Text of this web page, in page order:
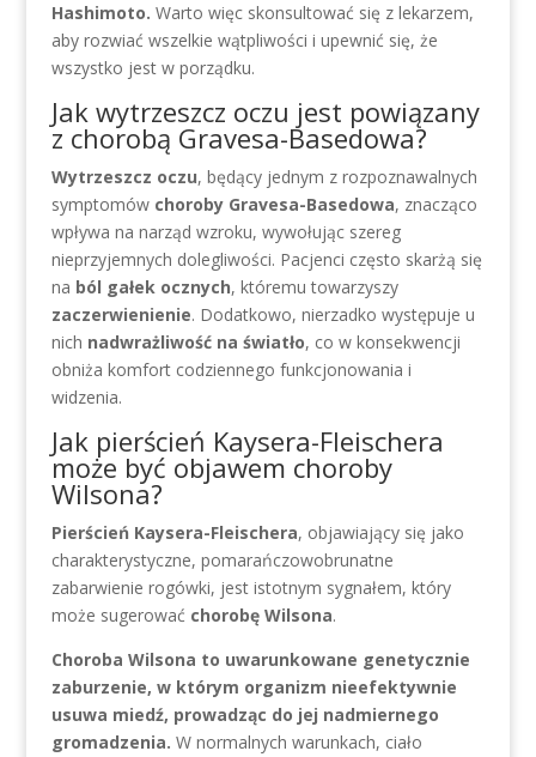
Hashimoto. Warto więc skonsultować się z lekarzem,
aby rozwiać wszelkie wątpliwości i upewnić się, że
wszystko jest w porządku.
Jak wytrzeszcz oczu jest powiązany
z chorobą Gravesa-Basedowa?
Wytrzeszcz oczu, będący jednym z rozpoznawalnych
symptomów choroby Gravesa-Basedowa, znacząco
wpływa na narząd wzroku, wywołując szereg
nieprzyjemnych dolegliwości. Pacjenci często skarżą się
na ból gałek ocznych, któremu towarzyszy
zaczerwienienie. Dodatkowo, nierzadko występuje u
nich nadwrażliwość na światło, co w konsekwencji
obniża komfort codziennego funkcjonowania i
widzenia.
Jak pierścień Kaysera-Fleischera
może być objawem choroby
Wilsona?
Pierścień Kaysera-Fleischera, objawiający się jako
charakterystyczne, pomarańczowobrunatne
zabarwienie rogówki, jest istotnym sygnałem, który
może sugerować chorobę Wilsona.
Choroba Wilsona to uwarunkowane genetycznie
zaburzenie, w którym organizm nieefektywnie
usuwa miedź, prowadząc do jej nadmiernego
gromadzenia. W normalnych warunkach, ciało